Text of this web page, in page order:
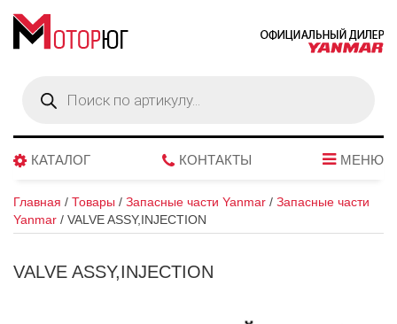
товаров
КАТАЛОГ КОНТАКТЫ МЕНЮ
Главная / Товары / Запасные части Yanmar / Запасные части
Yanmar / VALVE ASSY,INJECTION
VALVE ASSY,INJECTION